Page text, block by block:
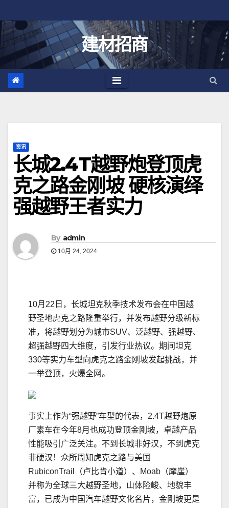
至
建材招商
资讯
长城2.4T越野炮登顶虎
克之路金刚坡 硬核演绎
强越野王者实力
By admin
10月 24, 2024
10月22日，长城坦克秋季技术发布会在中国越
野圣地虎克之路隆重举行，并发布越野分级新标
准，将越野划分为城市SUV、泛越野、强越野、
超强越野四大维度，引发行业热议。期间坦克
330等实力车型向虎克之路金刚坡发起挑战，并
一举登顶，火爆全网。
事实上作为“强越野”车型的代表，2.4T越野炮原
厂素车在今年8月也成功登顶金刚坡，卓越产品
性能吸引广泛关注。不到长城非好汉，不到虎克
非硬汉！众所周知虎克之路与美国
RubiconTrail（卢比肯小道）、Moab（摩崖）
并称为全球三大越野圣地，山体险峻、地貌丰
富，已成为中国汽车越野文化名片，金刚坡更是